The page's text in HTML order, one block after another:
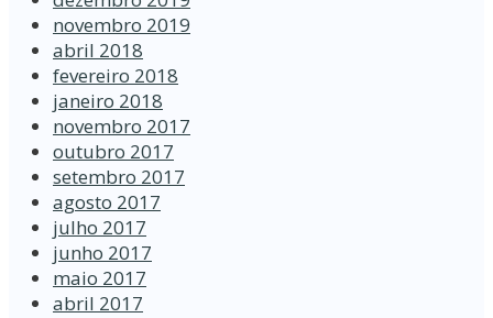
novembro 2019
abril 2018
fevereiro 2018
janeiro 2018
novembro 2017
outubro 2017
setembro 2017
agosto 2017
julho 2017
junho 2017
maio 2017
abril 2017